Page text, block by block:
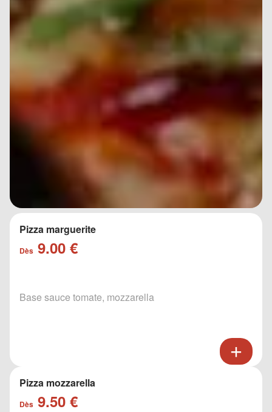
Pizza marguerite
Dès 9.00 €
Base sauce tomate, mozzarella
Pizza mozzarella
Dès 9.50 €